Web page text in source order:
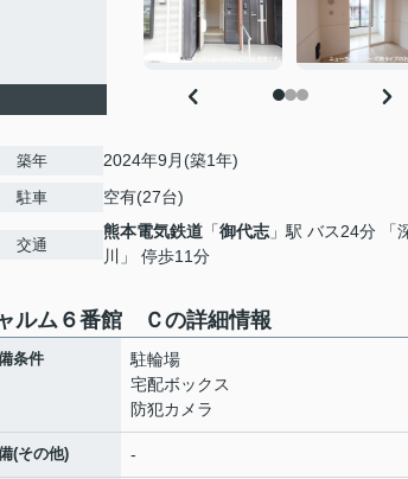
築年 2024年9月(築1年)
駐車 空有(27台)
交通
熊本電気鉄道 「御代志 」駅 バス24分 「
川」 停歩11分
ルム６番館 Ｃの詳細情報
条件
駐輪場
宅配ボックス
防犯カメラ
(その他) -